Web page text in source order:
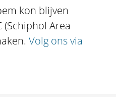
kon blijven
Area
Volg ons via